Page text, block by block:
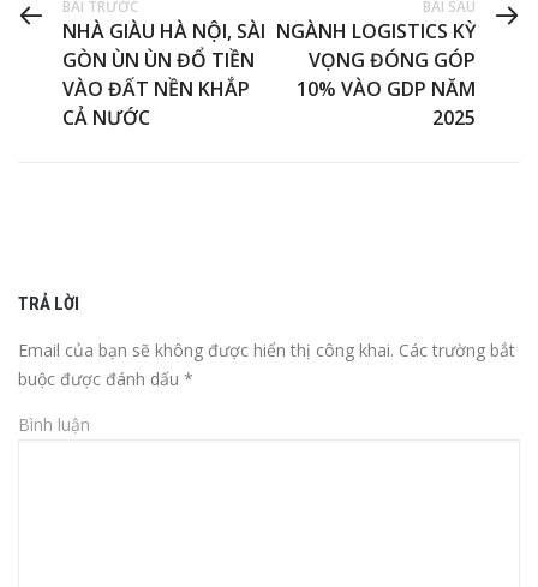
BÀI TRƯỚC
NHÀ GIÀU HÀ NỘI, SÀI
GÒN ÙN ÙN ĐỔ TIỀN
VÀO ĐẤT NỀN KHẮP
CẢ NƯỚC
BÀI SAU
NGÀNH LOGISTICS KỲ
VỌNG ĐÓNG GÓP
10% VÀO GDP NĂM
2025
TRẢ LỜI
Email của bạn sẽ không được hiển thị công khai. Các trường bắt
buộc được đánh dấu *
Bình luận